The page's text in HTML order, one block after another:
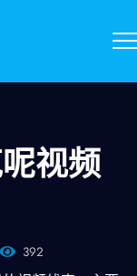
视频
392